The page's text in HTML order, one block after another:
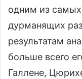
одним из
дурманящих
результатам
больше всего
Галлене,